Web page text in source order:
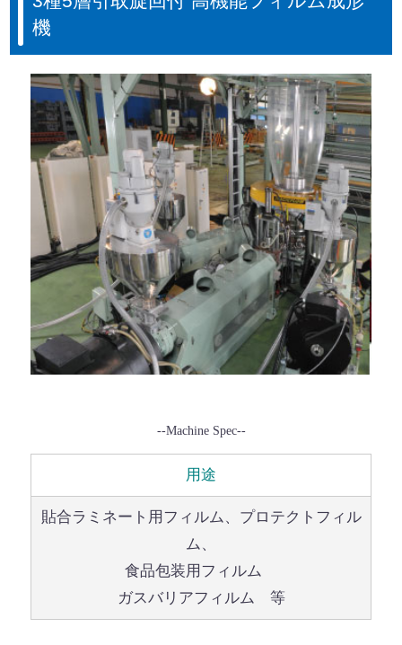
機
--Machine Spec--
用途
貼合ラミネート用フィルム、プロテクトフィル
ム、
食品包装用フィルム
ガスバリアフィルム 等